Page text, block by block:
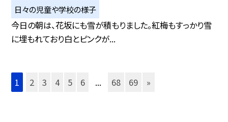
日々の児童や学校の様子
今日の朝は、花坂にも雪が積もりました。紅梅もすっかり雪
に埋もれており白とピンクが...
1 2 3 4 5 6 ... 68 69 »